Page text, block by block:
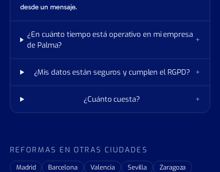
desde un mensaje.
¿En cuánto tiempo está operativo en mi empresa
de Palma?
+
¿Mis datos están seguros y cumplen el RGPD? +
¿Cuánto cuesta? +
REFORMAS EN OTRAS CIUDADES
Madrid Barcelona Valencia Sevilla
Zaragoza